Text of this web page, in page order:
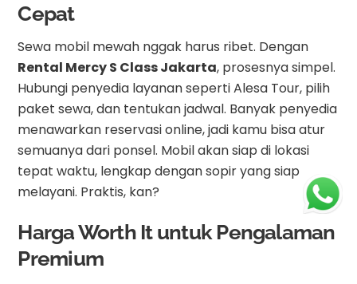
Cepat
Sewa mobil mewah nggak harus ribet. Dengan
Rental Mercy S Class Jakarta, prosesnya simpel.
Hubungi penyedia layanan seperti Alesa Tour, pilih
paket sewa, dan tentukan jadwal. Banyak penyedia
menawarkan reservasi online, jadi kamu bisa atur
semuanya dari ponsel. Mobil akan siap di lokasi
tepat waktu, lengkap dengan sopir yang siap
melayani. Praktis, kan?
Harga Worth It untuk Pengalaman
Premium